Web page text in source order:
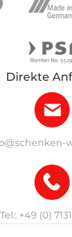
Direkte
Tel.: +49 (0)